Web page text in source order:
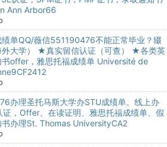
Ann Arbor66
单QQ/薇信551190476不能正常毕业？辍
大学） ★真实留信认证（可查） ★各类英
offer，雅思托福成绩单 Université de
办理圣托马斯大学办STU成绩单。线上办
证，Offer、在读证明、雅思托福成绩单、假
办理St. Thomas UniversityCA2